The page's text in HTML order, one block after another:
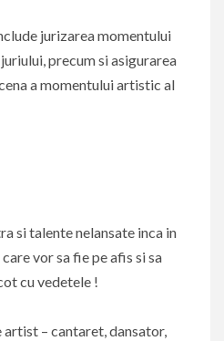
jurizarea momentului
precum si asigurarea
a momentului artistic al
si talente nelansate inca in
vor sa fie pe afis si sa
cu vedetele !
– cantaret, dansator,